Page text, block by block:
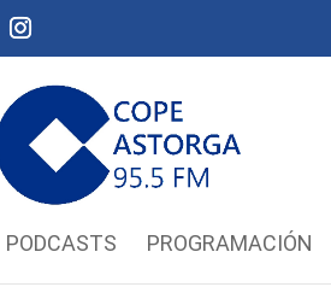
PODCASTS PROGRAMACIÓN